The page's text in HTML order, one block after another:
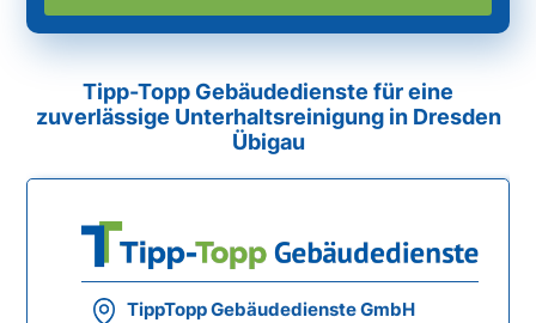
Tipp-Topp Gebäudedienste für eine
zuverlässige Unterhaltsreinigung in Dresden
Übigau
TippTopp Gebäudedienste GmbH